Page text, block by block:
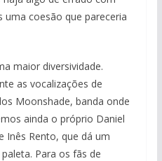
coesão que pareceria
maior diversividade.
as vocalizações de
Moonshade, banda onde
ainda o próprio Daniel
Inês Rento, que dá um
Para os fãs de